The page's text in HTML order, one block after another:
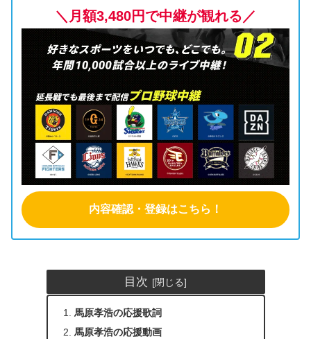
＼月額3,480円で中継が観れる／
内容確認・登録はこちら！
目次
馬原孝浩の応援歌詞
馬原孝浩の応援動画